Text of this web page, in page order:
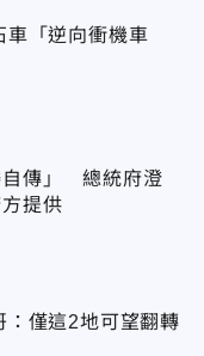
車「逆向衝機車
自傳」 總統府澄
提供
：僅這2地可望翻轉